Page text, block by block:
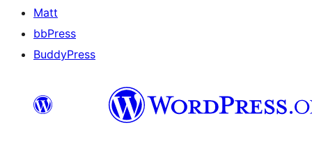
Matt
bbPress
BuddyPress